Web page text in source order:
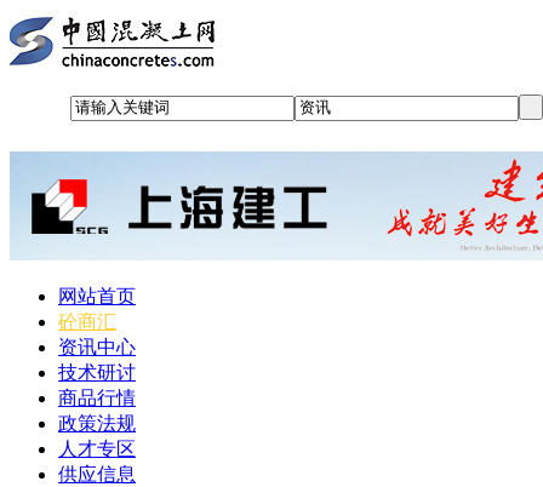
网站首页
砼商汇
资讯中心
技术研讨
商品行情
政策法规
人才专区
供应信息